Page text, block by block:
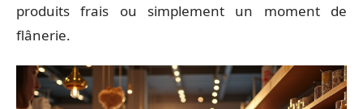
produits frais ou simplement un moment de
flânerie.